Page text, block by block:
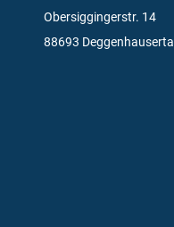
Obersiggingerstr. 14
88693 Deggenhausertal